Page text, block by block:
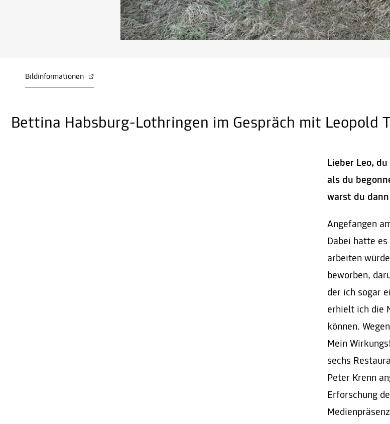
Bildinformationen
Bettina Habsburg-Lothringen im Gespräch mit Leopold
Lieber Leo,
als du
warst du
Angefangen
Dabei hatte
arbeiten
beworben,
der ich sogar
erhielt ich die
können.
Mein
sechs
Peter Krenn
Erforschung